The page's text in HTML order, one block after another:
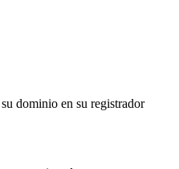
dominio en su registrador